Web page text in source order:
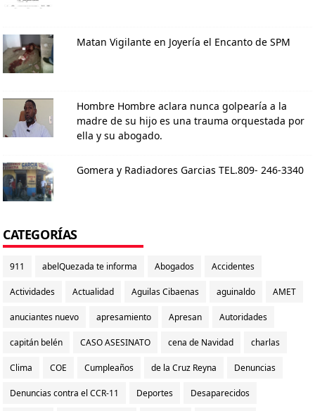
Matan Vigilante en Joyería el Encanto de SPM
Hombre Hombre aclara nunca golpearía a la
madre de su hijo es una trauma orquestada por
ella y su abogado.
Gomera y Radiadores Garcias TEL.809- 246-3340
CATEGORÍAS
911 abelQuezada te informa Abogados Accidentes
Actividades Actualidad Aguilas Cibaenas aguinaldo AMET
anuciantes nuevo apresamiento Apresan Autoridades
capitán belén CASO ASESINATO cena de Navidad charlas
Clima COE Cumpleaños de la Cruz Reyna Denuncias
Denuncias contra el CCR-11 Deportes Desaparecidos